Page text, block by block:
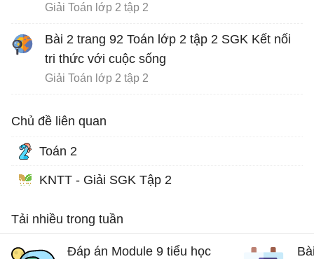
Giải Toán lớp 2 tập 2
Bài 2 trang 92 Toán lớp 2 tập 2 SGK Kết nối
tri thức với cuộc sống
Giải Toán lớp 2 tập 2
Chủ đề liên quan
Toán 2
KNTT - Giải SGK Tập 2
Tải nhiều trong tuần
Đáp án Module 9 tiểu học